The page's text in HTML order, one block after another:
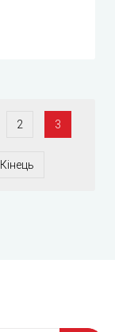
2 3
Кінець